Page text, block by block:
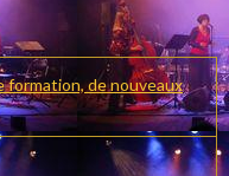
formation, de nouveaux